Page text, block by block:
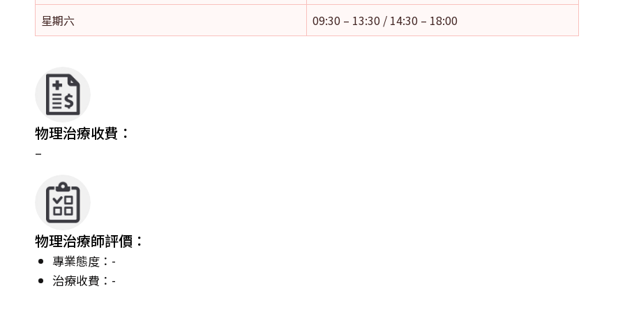
星期六
09:30 – 13:30 / 14:30 – 18:00
物理治療收費：
–
物理治療師評價：
專業態度：-
治療收費：-